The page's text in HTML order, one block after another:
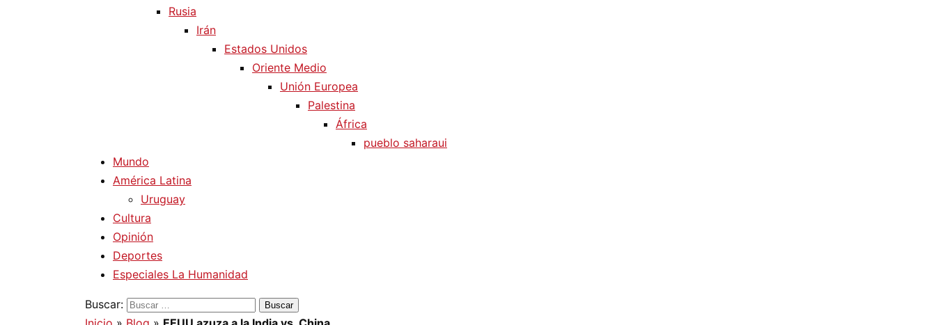
Rusia
Irán
Estados Unidos
Oriente Medio
Unión Europea
Palestina
África
pueblo saharaui
Mundo
América Latina
Uruguay
Cultura
Opinión
Deportes
Especiales La Humanidad
Buscar: